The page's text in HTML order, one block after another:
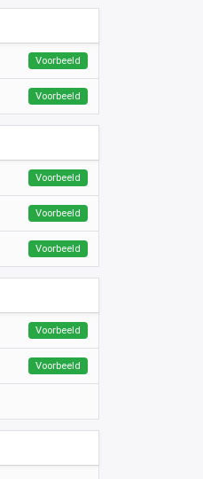
Voorbeeld
Voorbeeld
Voorbeeld
Voorbeeld
Voorbeeld
Voorbeeld
Voorbeeld